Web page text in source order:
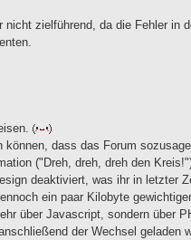
zielführend, da die Fehler in
dass das Forum
("Dreh, dreh, dreh den
deaktiviert, was ihr in letzter
ein paar Kilobyte
über Javascript, sondern über
der Wechsel geladen